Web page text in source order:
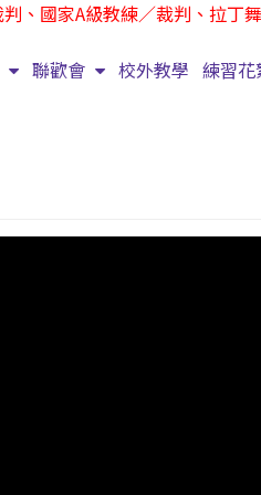
、國家A級教練／裁判、拉丁舞
聯歡會 校外教學 練習花